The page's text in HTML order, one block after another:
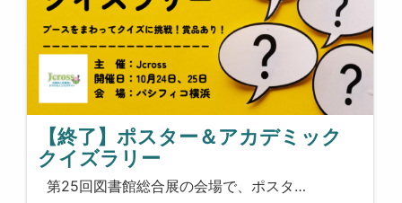
【終了】ポスター＆アカデミック
クイズラリー
第25回図書館総合展の会場で、ポスタ…